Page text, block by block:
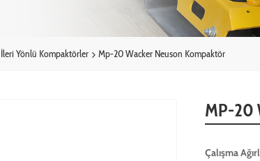
İleri Yönlü Kompaktörler Mp-20 Wacker Neuson Kompaktör
MP-20
Çalışma